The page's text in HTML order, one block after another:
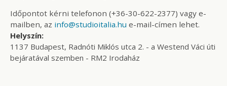
Időpontot kérni telefonon (+36-30-622-2377) vagy e-
mailben, az info@studioitalia.hu e-mail-címen lehet.
Helyszín:
1137 Budapest, Radnóti Miklós utca 2. - a Westend Váci úti
bejáratával szemben - RM2 Irodaház